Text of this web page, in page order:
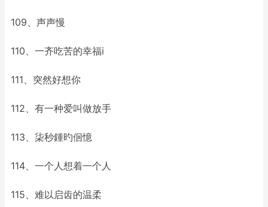
109、声声慢
110、一齐吃苦的幸福i
111、突然好想你
112、有一种爱叫做放手
113、柒秒鍾旳佪憶
114、一个人想着一个人
115、难以启齿的温柔